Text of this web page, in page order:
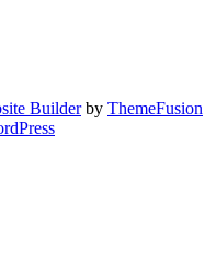
Builderby ThemeFusion